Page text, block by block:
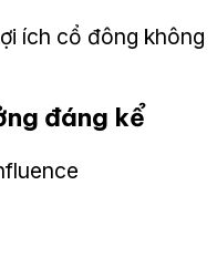
ích cổ đông không
đáng kể